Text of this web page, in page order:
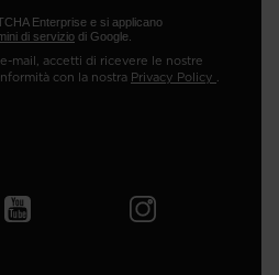
Enterprise e si applicano
di servizio di Google.
mail, accetti di ricevere le nostre
con la nostra Privacy Policy .